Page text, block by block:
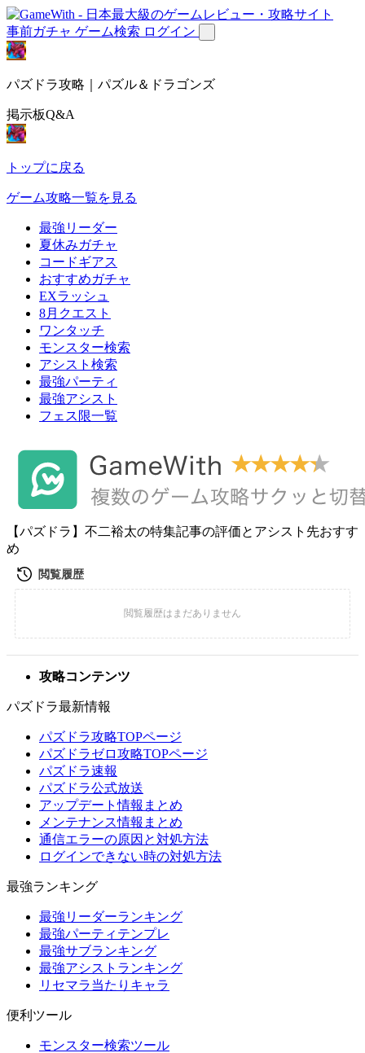
事前ガチャ ゲーム検索 ログイン
パズドラ攻略｜パズル＆ドラゴンズ
掲示板Q&A
トップに戻る
ゲーム攻略一覧を見る
最強リーダー
夏休みガチャ
コードギアス
おすすめガチャ
EXラッシュ
8月クエスト
ワンタッチ
モンスター検索
アシスト検索
最強パーティ
最強アシスト
フェス限一覧
【パズドラ】不二裕太の特集記事の評価とアシスト先おすす
め
攻略コンテンツ
パズドラ最新情報
パズドラ攻略TOPページ
パズドラゼロ攻略TOPページ
パズドラ速報
パズドラ公式放送
アップデート情報まとめ
メンテナンス情報まとめ
通信エラーの原因と対処方法
ログインできない時の対処方法
最強ランキング
最強リーダーランキング
最強パーティテンプレ
最強サブランキング
最強アシストランキング
リセマラ当たりキャラ
便利ツール
モンスター検索ツール